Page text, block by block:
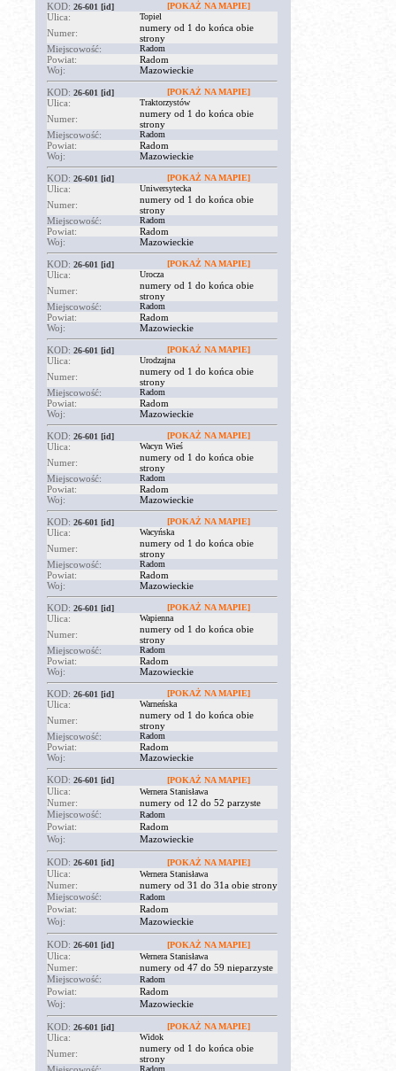
KOD: 26-601 [id] [POKAŻ NA MAPIE]
Ulica: Topiel
Numer:
numery od 1 do końca obie
strony
Miejscowość:
Radom
Powiat:
Radom
Woj:
Mazowieckie
KOD: 26-601 [id] [POKAŻ NA MAPIE]
Ulica: Traktorzystów
Numer:
numery od 1 do końca obie
strony
Miejscowość:
Radom
Powiat:
Radom
Woj:
Mazowieckie
KOD: 26-601 [id] [POKAŻ NA MAPIE]
Ulica: Uniwersytecka
Numer:
numery od 1 do końca obie
strony
Miejscowość:
Radom
Powiat:
Radom
Woj:
Mazowieckie
KOD: 26-601 [id] [POKAŻ NA MAPIE]
Ulica: Urocza
Numer:
numery od 1 do końca obie
strony
Miejscowość:
Radom
Powiat:
Radom
Woj:
Mazowieckie
KOD: 26-601 [id] [POKAŻ NA MAPIE]
Ulica: Urodzajna
Numer:
numery od 1 do końca obie
strony
Miejscowość:
Radom
Powiat:
Radom
Woj:
Mazowieckie
KOD: 26-601 [id] [POKAŻ NA MAPIE]
Ulica: Wacyn Wieś
Numer:
numery od 1 do końca obie
strony
Miejscowość:
Radom
Powiat:
Radom
Woj:
Mazowieckie
KOD: 26-601 [id] [POKAŻ NA MAPIE]
Ulica: Wacyńska
Numer:
numery od 1 do końca obie
strony
Miejscowość:
Radom
Powiat:
Radom
Woj:
Mazowieckie
KOD: 26-601 [id] [POKAŻ NA MAPIE]
Ulica: Wapienna
Numer:
numery od 1 do końca obie
strony
Miejscowość:
Radom
Powiat:
Radom
Woj:
Mazowieckie
KOD: 26-601 [id] [POKAŻ NA MAPIE]
Ulica: Warneńska
Numer:
numery od 1 do końca obie
strony
Miejscowość:
Radom
Powiat:
Radom
Woj:
Mazowieckie
KOD: 26-601 [id] [POKAŻ NA MAPIE]
Ulica: Wernera Stanisława
Numer:
numery od 12 do 52 parzyste
Miejscowość:
Radom
Powiat:
Radom
Woj:
Mazowieckie
KOD: 26-601 [id] [POKAŻ NA MAPIE]
Ulica: Wernera Stanisława
Numer:
numery od 31 do 31a obie strony
Miejscowość:
Radom
Powiat:
Radom
Woj:
Mazowieckie
KOD: 26-601 [id] [POKAŻ NA MAPIE]
Ulica: Wernera Stanisława
Numer:
numery od 47 do 59 nieparzyste
Miejscowość:
Radom
Powiat:
Radom
Woj:
Mazowieckie
KOD: 26-601 [id] [POKAŻ NA MAPIE]
Ulica: Widok
Numer:
numery od 1 do końca obie
strony
Radom